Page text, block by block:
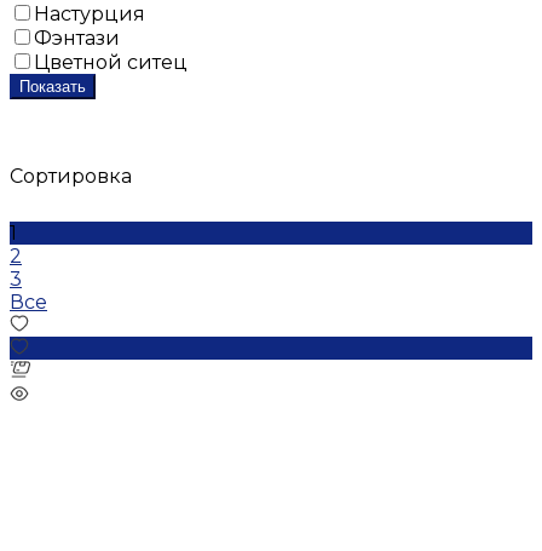
Настурция
Фэнтази
Цветной ситец
Показать
Сортировка
1
2
3
Все